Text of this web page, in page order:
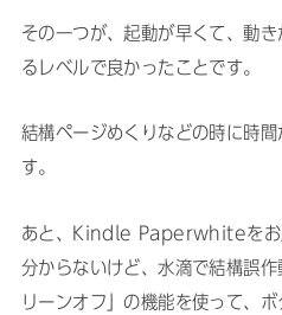
その一つが、起動が早くて、動
るレベルで良かったことです。
結構ページめくりなどの時に時
す。
あと、Kindle Paperwhiteをお
分からないけど、水滴で結構誤
リーンオフ」の機能を使って、